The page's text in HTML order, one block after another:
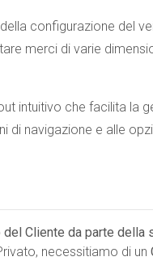
configurazione del
merci di varie
intuitivo che facilita la
di navigazione e alle
Cliente da parte della
necessitiamo di un